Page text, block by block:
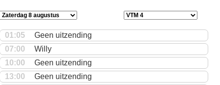
01:05
Geen uitzending
07:00
Willy
10:00
Geen uitzending
13:00
Geen uitzending